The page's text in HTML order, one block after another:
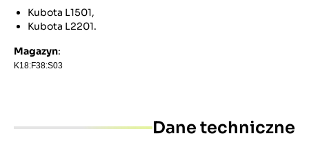
Kubota L1501,
Kubota L2201.
Magazyn:
K18:F38:S03
Dane techniczne